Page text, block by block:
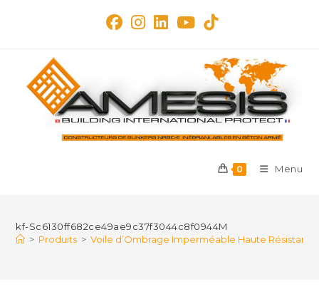
0 Menu
kf-Sc6130ff682ce49ae9c37f3044c8f0944M
> Produits > Voile d’Ombrage Imperméable Haute